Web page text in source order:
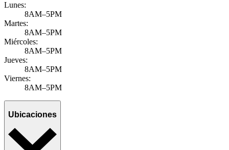
Lunes:
8AM–5PM
Martes:
8AM–5PM
Miércoles:
8AM–5PM
Jueves:
8AM–5PM
Viernes:
8AM–5PM
Ubicaciones